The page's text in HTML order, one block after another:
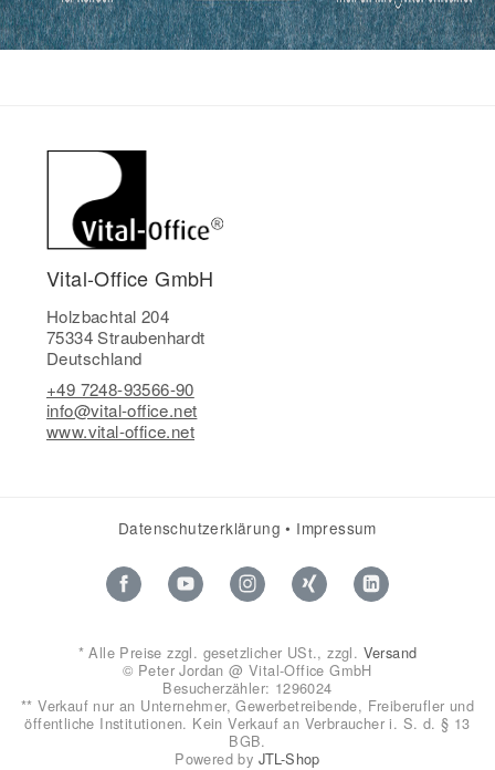
Vital-Office GmbH
Holzbachtal 204
75334 Straubenhardt
Deutschland
+49 7248-93566-90
info@vital-office.net
www.vital-office.net
Datenschutzerklärung• Impressum
*Alle Preise zzgl. gesetzlicher USt., zzgl. Versand
© Peter Jordan @ Vital-Office GmbH
Besucherzähler: 1296024
** Verkauf nur an Unternehmer, Gewerbetreibende, Freiberufler und
öffentliche Institutionen. Kein Verkauf an Verbraucher i. S. d. § 13
BGB.
Powered by JTL-Shop